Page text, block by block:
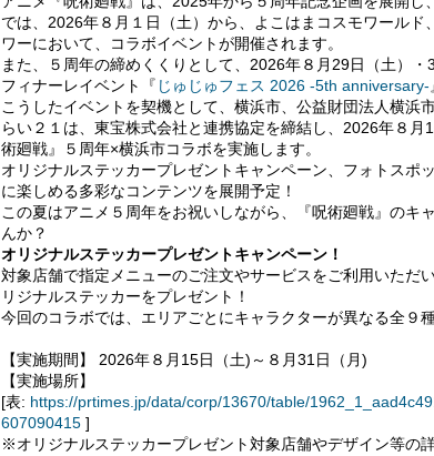
では、2026年８月１日（土）から、よこはまコスモワールド
ワーにおいて、コラボイベントが開催されます。
また、５周年の締めくくりとして、2026年８月29日（土）・
フィナーレイベント『 じゅじゅフェス 2026 -5th anniversary-
こうしたイベントを契機として、横浜市、公益財団法人横浜
らい２１は、東宝株式会社と連携協定を締結し、2026年８
術廻戦』５周年×横浜市コラボを実施します。
オリジナルステッカープレゼントキャンペーン、フォトスポ
に楽しめる多彩なコンテンツを展開予定！
この夏はアニメ５周年をお祝いしながら、『呪術廻戦』のキ
んか？
オリジナルステッカープレゼントキャンペーン！
対象店舗で指定メニューのご注文やサービスをご利用いただ
リジナルステッカーをプレゼント！
今回のコラボでは、エリアごとにキャラクターが異なる全９
【実施期間】 2026年８月15日（土)～８月31日（月)
【実施場所】
[表: https://prtimes.jp/data/corp/13670/table/
607090415 ]
※オリジナルステッカープレゼント対象店舗やデザイン等の